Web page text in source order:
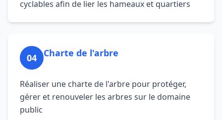
cyclables afin de lier les hameaux et quartiers
04 Charte de l'arbre
Réaliser une charte de l'arbre pour protéger,
gérer et renouveler les arbres sur le domaine
public